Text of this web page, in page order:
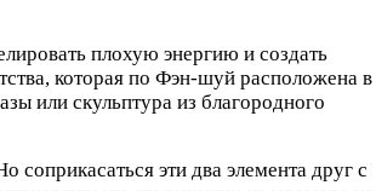
плохую энергию и создать
которая по Фэн-шуй расположена в
или скульптура из благородного
эти два элемента друг с